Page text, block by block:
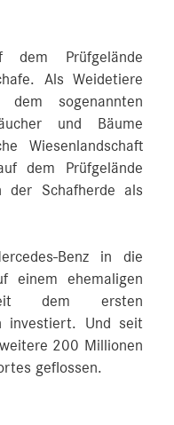
dem Prüfgelände
Als Weidetiere
sogenannten
und Bäume
Wiesenlandschaft
dem Prüfgelände
der Schafherde als
in die
einem ehemaligen
seit dem ersten
investiert. Und seit
200 Millionen
geflossen.